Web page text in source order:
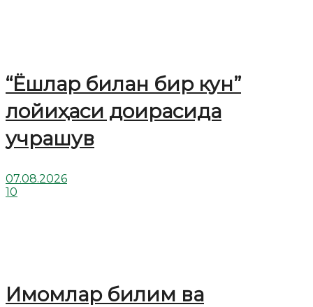
“Ёшлар билан бир кун”
лойиҳаси доирасида
учрашув
07.08.2026
10
Имомлар билим ва